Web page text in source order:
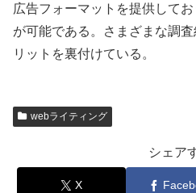
広告フォーマットを提供して
が可能である。さまざまな調
リットを裏付けている。
webライティング
シェア
X